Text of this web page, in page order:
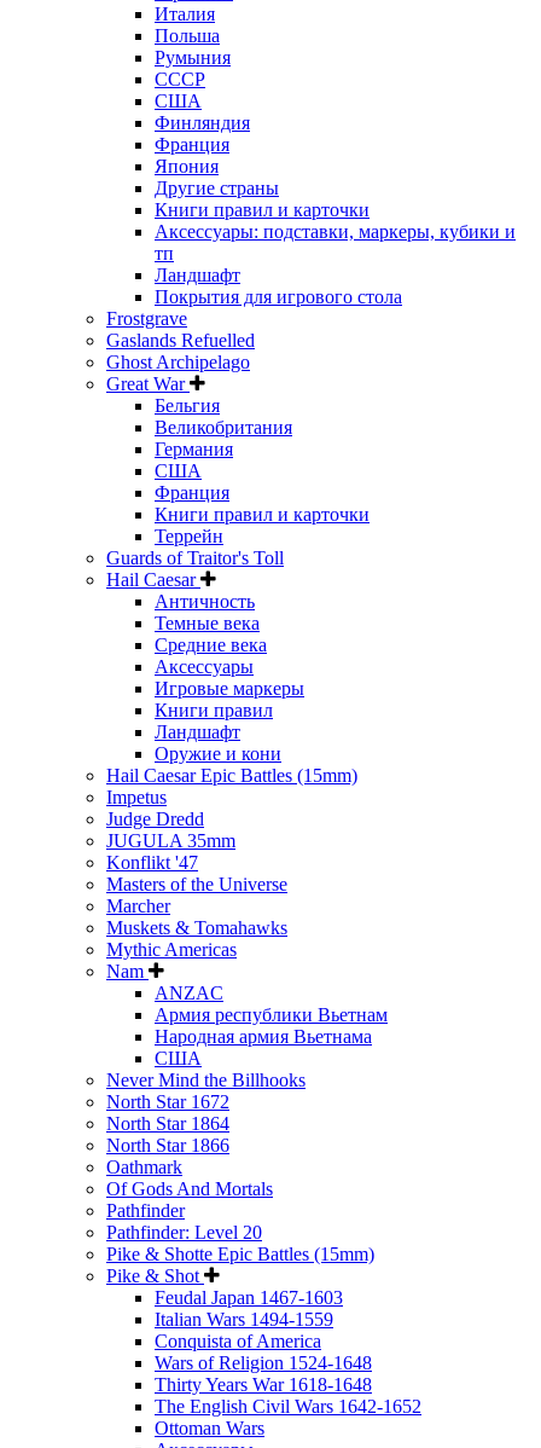
Италия
Польша
Румыния
СССР
США
Финляндия
Франция
Япония
Другие страны
Книги правил и карточки
Аксессуары: подставки, маркеры, кубики и
тп
Ландшафт
Покрытия для игрового стола
Frostgrave
Gaslands Refuelled
Ghost Archipelago
Great War
Бельгия
Великобритания
Германия
США
Франция
Книги правил и карточки
Террейн
Guards of Traitor's Toll
Hail Caesar
Античность
Темные века
Средние века
Аксессуары
Игровые маркеры
Книги правил
Ландшафт
Оружие и кони
Hail Caesar Epic Battles (15mm)
Impetus
Judge Dredd
JUGULA 35mm
Konflikt '47
Masters of the Universe
Marcher
Muskets & Tomahawks
Mythic Americas
Nam
ANZAC
Армия республики Вьетнам
Народная армия Вьетнама
США
Never Mind the Billhooks
North Star 1672
North Star 1864
North Star 1866
Oathmark
Of Gods And Mortals
Pathfinder
Pathfinder: Level 20
Pike & Shotte Epic Battles (15mm)
Pike & Shot
Feudal Japan 1467-1603
Italian Wars 1494-1559
Conquista of America
Wars of Religion 1524-1648
Thirty Years War 1618-1648
The English Civil Wars 1642-1652
Ottoman Wars